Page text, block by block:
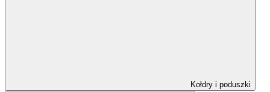
Kołdry i poduszki